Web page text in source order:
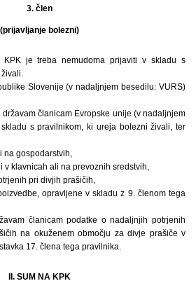
3. člen
(prijavljanje bolezni)
je treba nemudoma prijaviti v skladu s
Slovenije (v nadaljnjem besedilu: VURS)
članicam Evropske unije (v nadaljnjem
s pravilnikom, ki ureja bolezni živali, ter
gospodarstvih,
v klavnicah ali na prevoznih sredstvih,
pri divjih prašičih,
opravljene v skladu z 9. členom tega
članicam podatke o nadaljnjih potrjenih
na okuženem območju za divje prašiče v
17. člena tega pravilnika.
II. SUM NA KPK